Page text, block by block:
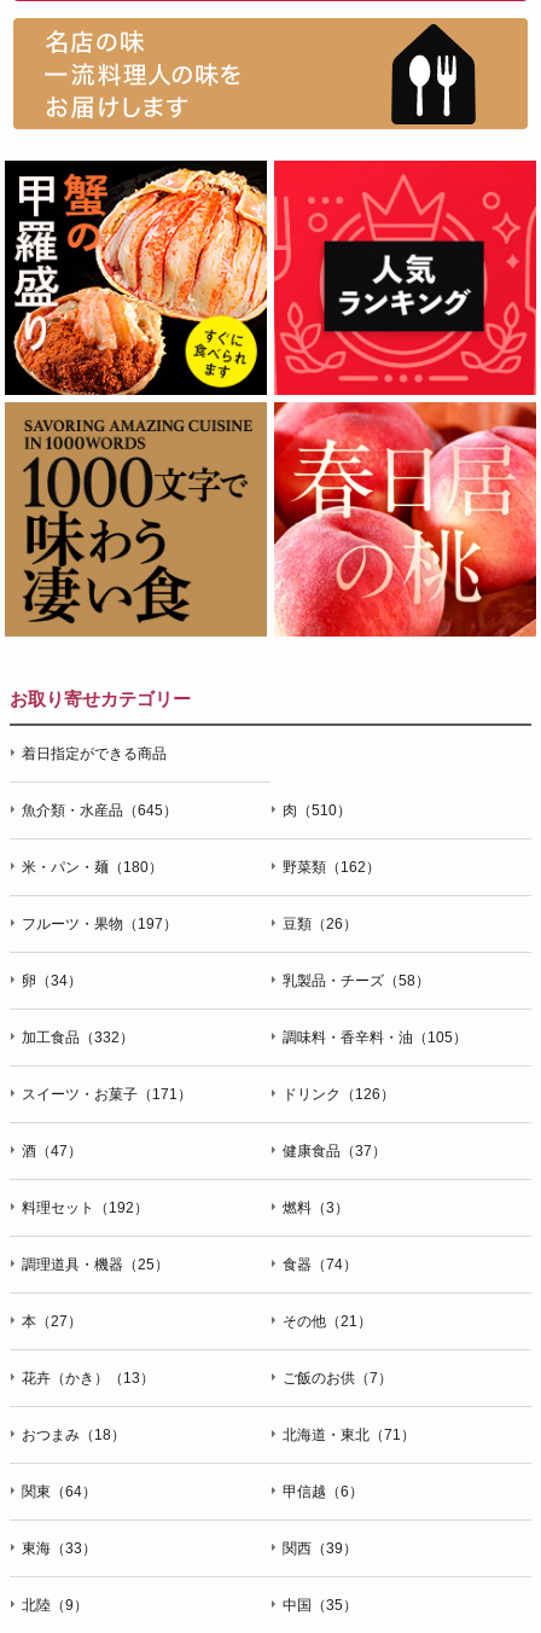
お取り寄せカテゴリー
着日指定ができる商品
魚介類・水産品（645） 肉（510）
米・パン・麺（180） 野菜類（162）
フルーツ・果物（197） 豆類（26）
卵（34） 乳製品・チーズ（58）
加工食品（332） 調味料・香辛料・油（105）
スイーツ・お菓子（171） ドリンク（126）
酒（47） 健康食品（37）
料理セット（192） 燃料（3）
調理道具・機器（25） 食器（74）
本（27） その他（21）
花卉（かき）（13） ご飯のお供（7）
おつまみ（18） 北海道・東北（71）
関東（64） 甲信越（6）
東海（33） 関西（39）
北陸（9） 中国（35）